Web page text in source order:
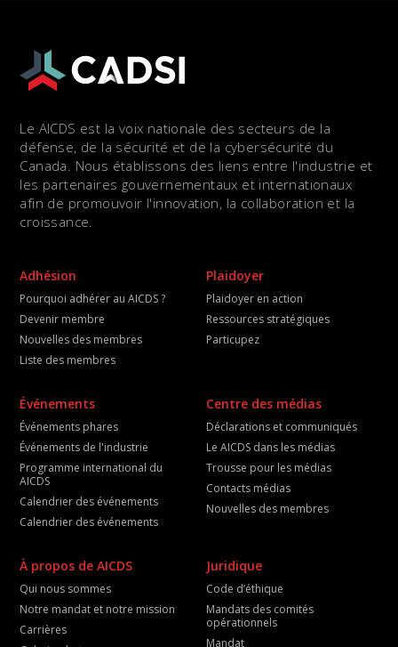
Le AICDS est la voix nationale des secteurs de la
défense, de la sécurité et de la cybersécurité du
Canada. Nous établissons des liens entre l'industrie et
les partenaires gouvernementaux et internationaux
afin de promouvoir l'innovation, la collaboration et la
croissance.
Adhésion
Pourquoi adhérer au AICDS ?
Devenir membre
Nouvelles des membres
Liste des membres
Plaidoyer
Plaidoyer en action
Ressources stratégiques
Particupez
Événements
Événements phares
Événements de l'industrie
Programme international du
AICDS
Calendrier des événements
Calendrier des événements
Centre des médias
Déclarations et communiqués
Le AICDS dans les médias
Trousse pour les médias
Contacts médias
Nouvelles des membres
À propos de AICDS
Qui nous sommes
Notre mandat et notre mission
Carrières
Juridique
Code d’éthique
Mandats des comités
opérationnels
Mandat